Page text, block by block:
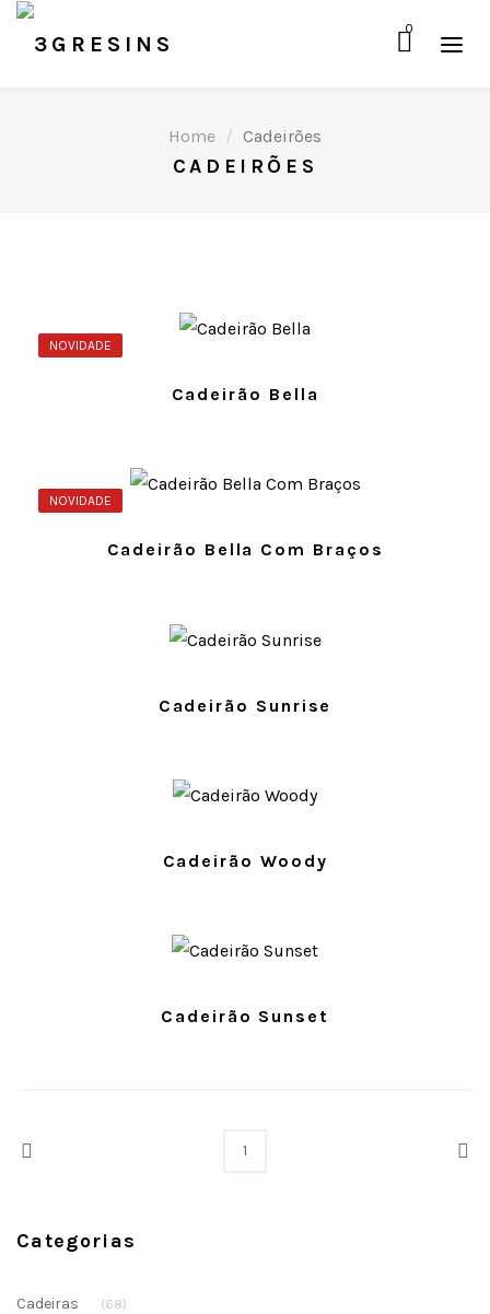
0
Home Cadeirões
CADEIRÕES
NOVIDADE
Cadeirão Bella
NOVIDADE
Cadeirão Bella Com Braços
Cadeirão Sunrise
Cadeirão Woody
Cadeirão Sunset
Prev 1
Categorias
Cadeiras (68)